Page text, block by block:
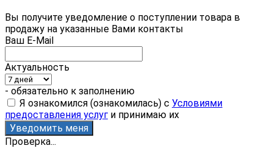
Вы получите уведомление о поступлении товара в
продажу на указанные Вами контакты
Ваш E-Mail
Актуальность
- обязательно к заполнению
Я ознакомился (ознакомилась) с Условиями
предоставления услуг и принимаю их
Проверка...